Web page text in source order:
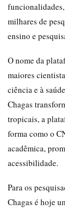
milhares de
ensino e
O nome da
maiores
ciência e à
Chagas
tropicais, a
forma como o
acadêmica,
acessibilidade.
Para os
Chagas é hoje